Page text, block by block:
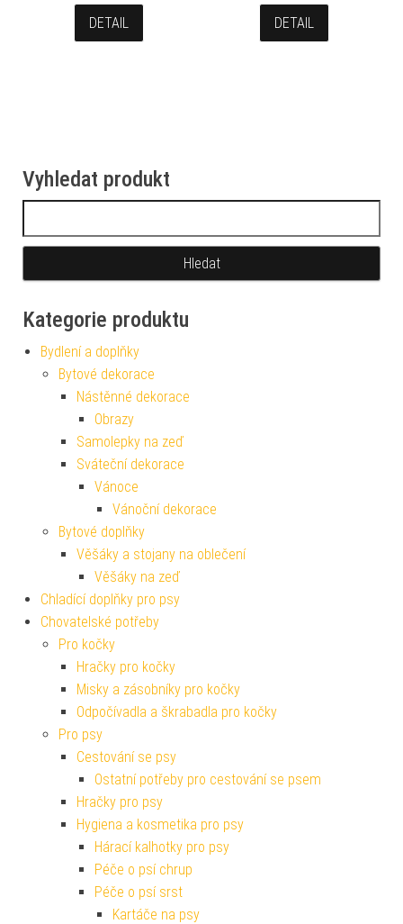
DETAIL DETAIL
Vyhledat produkt
Kategorie produktu
Bydlení a doplňky
Bytové dekorace
Nástěnné dekorace
Obrazy
Samolepky na zeď
Sváteční dekorace
Vánoce
Vánoční dekorace
Bytové doplňky
Věšáky a stojany na oblečení
Věšáky na zeď
Chladící doplňky pro psy
Chovatelské potřeby
Pro kočky
Hračky pro kočky
Misky a zásobníky pro kočky
Odpočívadla a škrabadla pro kočky
Pro psy
Cestování se psy
Ostatní potřeby pro cestování se psem
Hračky pro psy
Hygiena a kosmetika pro psy
Hárací kalhotky pro psy
Péče o psí chrup
Péče o psí srst
Kartáče na psy